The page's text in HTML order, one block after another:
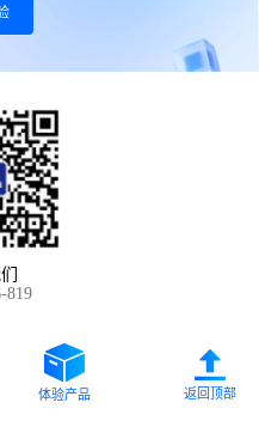
819
体验产品 返回顶部